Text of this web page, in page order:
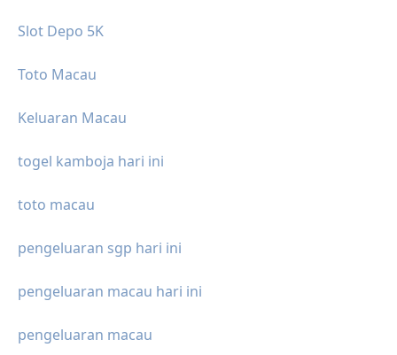
Slot Depo 5K
Toto Macau
Keluaran Macau
togel kamboja hari ini
toto macau
pengeluaran sgp hari ini
pengeluaran macau hari ini
pengeluaran macau